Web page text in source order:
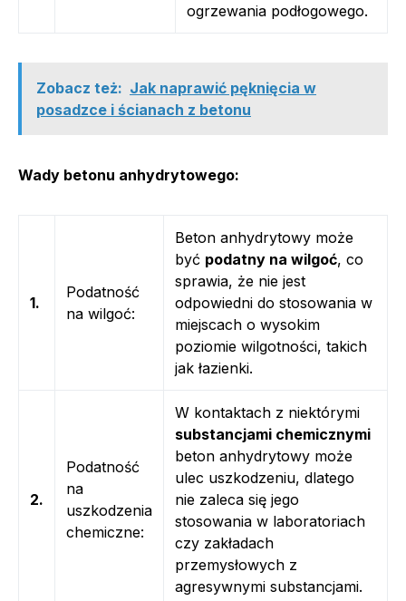
ogrzewania podłogowego.
Zobacz też: Jak naprawić pęknięcia w
posadzce i ścianach z betonu
Wady betonu anhydrytowego:
1.
Podatność
na wilgoć:
Beton anhydrytowy może
być podatny na wilgoć, co
sprawia, że nie jest
odpowiedni do stosowania w
miejscach o wysokim
poziomie wilgotności, takich
jak łazienki.
2.
Podatność
na
uszkodzenia
chemiczne:
W kontaktach z niektórymi
substancjami chemicznymi
beton anhydrytowy może
ulec uszkodzeniu, dlatego
nie zaleca się jego
stosowania w laboratoriach
czy zakładach
przemysłowych z
agresywnymi substancjami.